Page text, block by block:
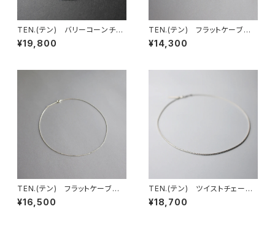
TEN.(テン) バリーコーンチェ
ーンネックレス SV 50cm
¥19,800
TEN.(テン) フラットケーブル
チェーンネックレス SV 38cm
¥14,300
TEN.(テン) フラットケーブル
チェーンネックレス SV 50cm
¥16,500
TEN.(テン) ツイストチェーン
ネックレス SV 50cm
¥18,700